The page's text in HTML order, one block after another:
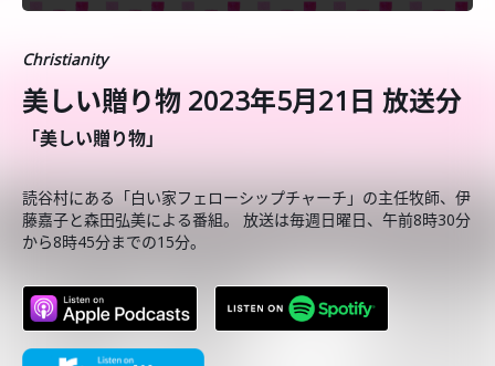
Christianity
美しい贈り物 2023年5月21日 放送分
「美しい贈り物」
読谷村にある「白い家フェローシップチャーチ」の主任牧師、伊
藤嘉子と森田弘美による番組。 放送は毎週日曜日、午前8時30分
から8時45分までの15分。